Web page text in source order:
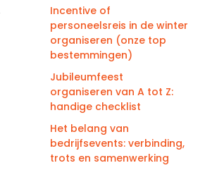
Incentive of
personeelsreis in de winter
organiseren (onze top
bestemmingen)
Jubileumfeest
organiseren van A tot Z:
handige checklist
Het belang van
bedrijfsevents: verbinding,
trots en samenwerking